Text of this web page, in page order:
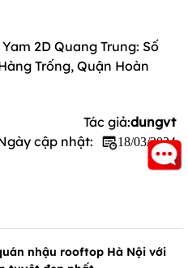
2D Quang Trung: Số
Trống, Quận Hoàn
Tác giả:dungvt
cập nhật:
18/03/2024
nhậu rooftop Hà Nội với